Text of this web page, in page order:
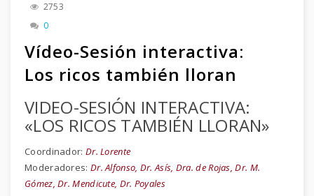
2753
0
Vídeo-Sesión interactiva:
Los ricos también lloran
VIDEO-SESIÓN INTERACTIVA:
«LOS RICOS TAMBIÉN LLORAN»
Coordinador: Dr. Lorente
Moderadores: Dr. Alfonso, Dr. Asís, Dra. de Rojas, Dr. M.
Gómez, Dr. Mendicute, Dr. Poyales